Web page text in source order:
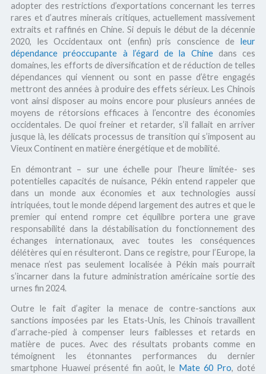
adopter des restrictions d’exportations concernant les terres
rares et d’autres minerais critiques, actuellement massivement
extraits et raffinés en Chine. Si depuis le début de la décennie
2020, les Occidentaux ont (enfin) pris conscience de leur
dépendance préoccupante à l’égard de la Chinedans ces
domaines, les efforts de diversification et de réduction de telles
dépendances qui viennent ou sont en passe d’être engagés
mettront des années à produire des effets sérieux. Les Chinois
vont ainsi disposer au moins encore pour plusieurs années de
moyens de rétorsions efficaces à l’encontre des économies
occidentales. De quoi freiner et retarder, s’il fallait en arriver
jusque là, les délicats processus de transition qui s’imposent au
Vieux Continent en matière énergétique et de mobilité.
En démontrant – sur une échelle pour l’heure limitée- ses
potentielles capacités de nuisance, Pékin entend rappeler que
dans un monde aux économies et aux technologies aussi
intriquées, tout le monde dépend largement des autres et que le
premier qui entend rompre cet équilibre portera une grave
responsabilité dans la déstabilisation du fonctionnement des
échanges internationaux, avec toutes les conséquences
délétères qui en résulteront. Dans ce registre, pour l’Europe, la
menace n’est pas seulement localisée à Pékin mais pourrait
s’incarner dans la future administration américaine sortie des
urnes fin 2024.
Outre le fait d’agiter la menace de contre-sanctions aux
sanctions imposées par les Etats-Unis, les Chinois travaillent
d’arrache-pied à compenser leurs faiblesses et retards en
matière de puces. Avec des résultats probants comme en
témoignent les étonnantes performances du dernier
smartphone Huawei présenté fin août, le Mate 60 Pro, doté